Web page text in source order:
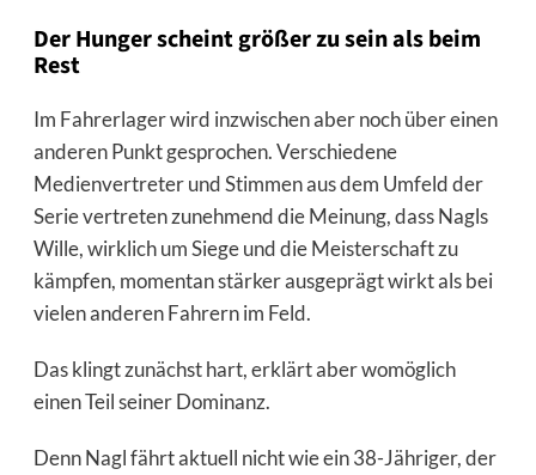
Der Hunger scheint größer zu sein als beim
Rest
Im Fahrerlager wird inzwischen aber noch über einen
anderen Punkt gesprochen. Verschiedene
Medienvertreter und Stimmen aus dem Umfeld der
Serie vertreten zunehmend die Meinung, dass Nagls
Wille, wirklich um Siege und die Meisterschaft zu
kämpfen, momentan stärker ausgeprägt wirkt als bei
vielen anderen Fahrern im Feld.
Das klingt zunächst hart, erklärt aber womöglich
einen Teil seiner Dominanz.
Denn Nagl fährt aktuell nicht wie ein 38-Jähriger, der